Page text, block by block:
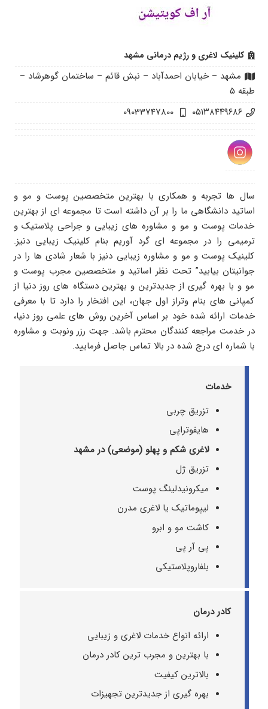
کلینیک لاغری و رژیم درمانی مشهد
مشهد – خیابان احمدآباد – نبش قائم – ساختمان گوهرشاد –
طبقه ۵
۰۵۱۳۸۴۴۹۶۸۶
سال ها تجربه و همکاری با بهترین متخصصین پوست و مو و
اساتید دانشگاهی ما را بر آن داشته است تا مجموعه ای از بهترین
خدمات پوست و مو و مشاوره های زیبایی و جراحی پلاستیک و
ترمیمی را در مجموعه ای گرد آوریم بنام کلینیک زیبایی دنیز.
کلینیک پوست و مو و مشاوره زیبایی دنیز با شعار شادی ها را در
جوانیتان بیابید” تحت نظر اساتید و متخصصین مجرب پوست و
مو و با بهره گیری از جدیدترین و بهترین دستگاه های روز دنیا از
کمپانی های بنام وتراز اول جهان، این افتخار را دارد تا با معرفی
خدمات ارائه شده خود بر اساس آخرین روش های علمی روز دنیا،
در خدمت مراجعه کنندگان محترم باشد. جهت رزر ونوبت و مشاوره
با شماره ای درج شده در بالا تماس جاصل فرمایید.
خدمات
تزریق چربی
هایفوتراپی
لاغری شکم و پهلو (موضعی) در مشهد
تزریق ژل
میکرونیدلینگ پوست
لیپوماتیک یا لاغری مدرن
کاشت مو و ابرو
پی آر پی
بلفاروپلاستیکی
کادر درمان
ارائه انواع خدمات لاغری و زیبایی
با بهترین و مجرب ترین کادر درمان
بالاترین کیفیت
بهره گیری از جدیدترین تجهیزات